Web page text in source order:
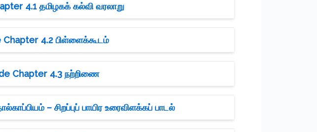
4.1 தமிழகக் கல்வி வரலாறு
Chapter 4.2 பிள்ளைக்கூடம்
Chapter 4.3 நற்றிணை
– சிறப்புப் பாயிர உரைவிளக்கப் பாடல்